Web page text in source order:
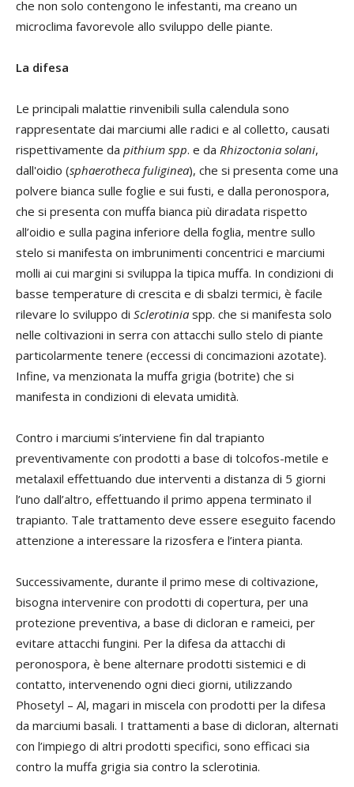
che non solo contengono le infestanti, ma creano un
microclima favorevole allo sviluppo delle piante.
La difesa
Le principali malattie rinvenibili sulla calendula sono
rappresentate dai marciumi alle radici e al colletto, causati
rispettivamente da pithium spp. e da Rhizoctonia solani,
dall'oidio (sphaerotheca fuliginea), che si presenta come una
polvere bianca sulle foglie e sui fusti, e dalla peronospora,
che si presenta con muffa bianca più diradata rispetto
all’oidio e sulla pagina inferiore della foglia, mentre sullo
stelo si manifesta on imbrunimenti concentrici e marciumi
molli ai cui margini si sviluppa la tipica muffa. In condizioni di
basse temperature di crescita e di sbalzi termici, è facile
rilevare lo sviluppo di Sclerotinia spp. che si manifesta solo
nelle coltivazioni in serra con attacchi sullo stelo di piante
particolarmente tenere (eccessi di concimazioni azotate).
Infine, va menzionata la muffa grigia (botrite) che si
manifesta in condizioni di elevata umidità.
Contro i marciumi s’interviene fin dal trapianto
preventivamente con prodotti a base di tolcofos-metile e
metalaxil effettuando due interventi a distanza di 5 giorni
l’uno dall’altro, effettuando il primo appena terminato il
trapianto. Tale trattamento deve essere eseguito facendo
attenzione a interessare la rizosfera e l’intera pianta.
Successivamente, durante il primo mese di coltivazione,
bisogna intervenire con prodotti di copertura, per una
protezione preventiva, a base di dicloran e rameici, per
evitare attacchi fungini. Per la difesa da attacchi di
peronospora, è bene alternare prodotti sistemici e di
contatto, intervenendo ogni dieci giorni, utilizzando
Phosetyl – Al, magari in miscela con prodotti per la difesa
da marciumi basali. I trattamenti a base di dicloran, alternati
con l’impiego di altri prodotti specifici, sono efficaci sia
contro la muffa grigia sia contro la sclerotinia.